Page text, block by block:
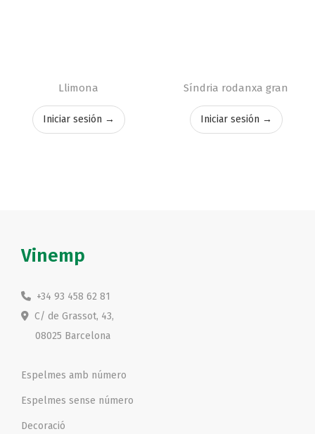
Llimona
Iniciar sesión →
Síndria rodanxa gran
Iniciar sesión →
Vinemp
+34 93 458 62 81
C/ de Grassot, 43,
08025 Barcelona
Espelmes amb número
Espelmes sense número
Decoració